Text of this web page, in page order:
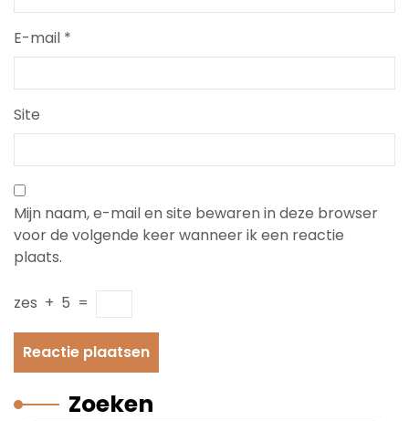
E-mail *
Site
Mijn naam, e-mail en site bewaren in deze browser
voor de volgende keer wanneer ik een reactie
plaats.
zes + 5 =
Zoeken